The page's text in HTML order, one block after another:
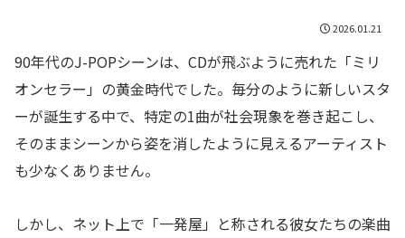
2026.01.21
90年代のJ-POPシーンは、CDが飛ぶように売れた「ミリ
オンセラー」の黄金時代でした。毎分のように新しいスタ
ーが誕生する中で、特定の1曲が社会現象を巻き起こし、
そのままシーンから姿を消したように見えるアーティスト
も少なくありません。
しかし、ネット上で「一発屋」と称される彼女たちの楽曲